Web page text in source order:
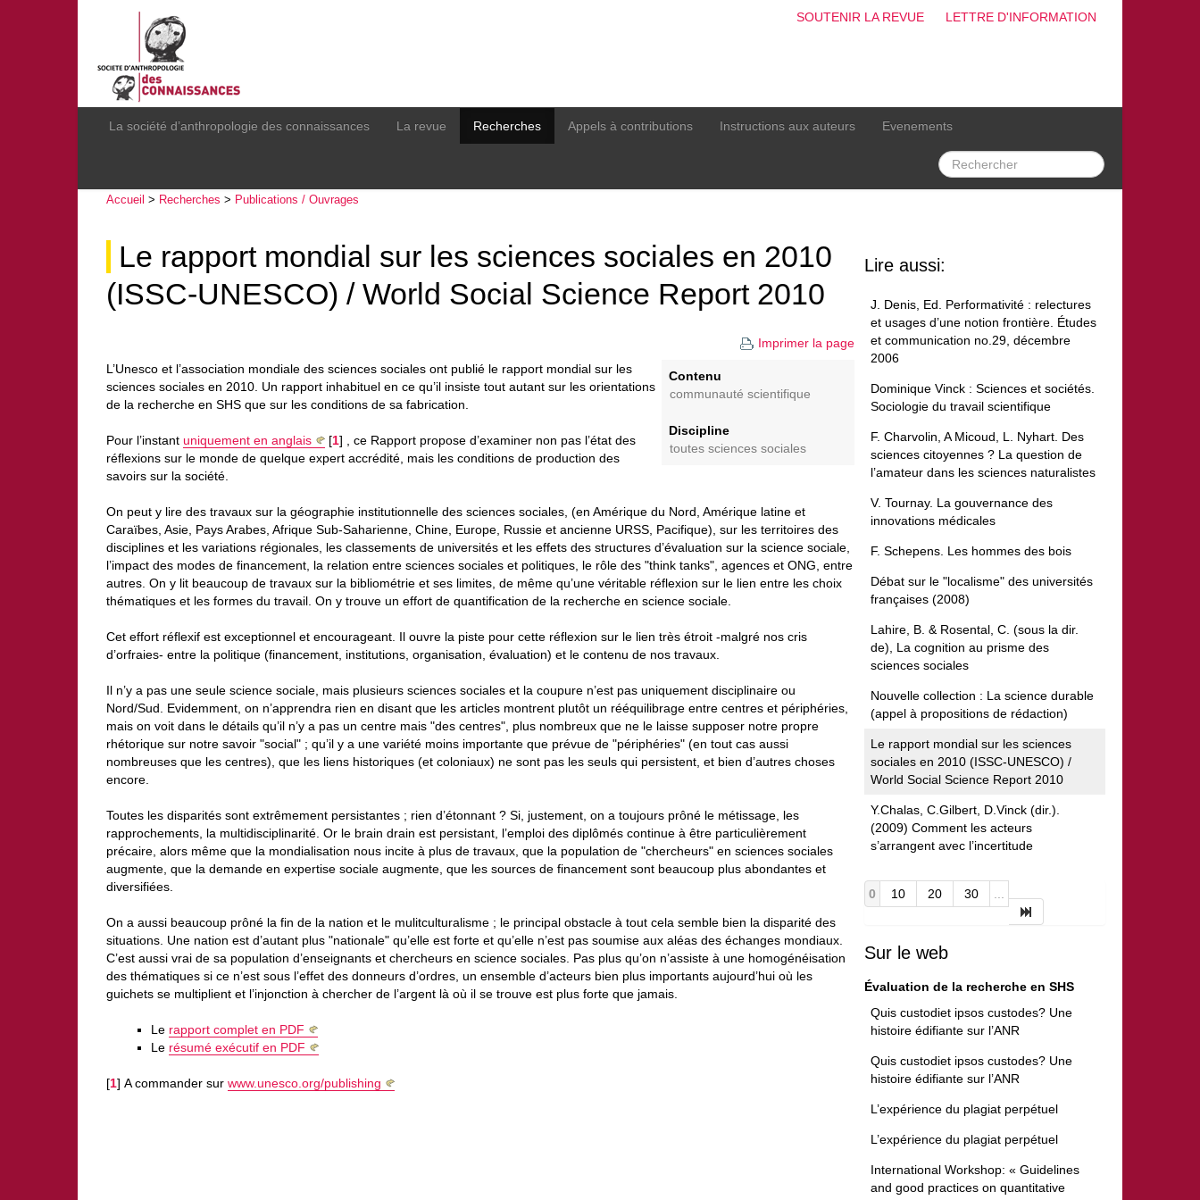
SOUTENIR LA REVUE LETTRE D'INFORMATION
La société d’anthropologie des connaissances La revue Recherches Appels à contributions Instructions aux auteurs Evenements
Accueil > Recherches > Publications / Ouvrages
Le rapport mondial sur les sciences sociales en 2010
(ISSC-UNESCO) / World Social Science Report 2010
Imprimer la page
Contenu
communauté scientifique
Discipline
toutes sciences sociales
L’Unesco et l’association mondiale des sciences sociales ont publié le rapport mondial sur les
sciences sociales en 2010. Un rapport inhabituel en ce qu’il insiste tout autant sur les orientations
de la recherche en SHS que sur les conditions de sa fabrication.
Pour l’instant uniquement en anglais [1] , ce Rapport propose d’examiner non pas l’état des
réflexions sur le monde de quelque expert accrédité, mais les conditions de production des
savoirs sur la société.
On peut y lire des travaux sur la géographie institutionnelle des sciences sociales, (en Amérique du Nord, Amérique latine et
Caraïbes, Asie, Pays Arabes, Afrique Sub-Saharienne, Chine, Europe, Russie et ancienne URSS, Pacifique), sur les territoires des
disciplines et les variations régionales, les classements de universités et les effets des structures d’évaluation sur la science sociale,
l’impact des modes de financement, la relation entre sciences sociales et politiques, le rôle des "think tanks", agences et ONG, entre
autres. On y lit beaucoup de travaux sur la bibliométrie et ses limites, de même qu’une véritable réflexion sur le lien entre les choix
thématiques et les formes du travail. On y trouve un effort de quantification de la recherche en science sociale.
Cet effort réflexif est exceptionnel et encourageant. Il ouvre la piste pour cette réflexion sur le lien très étroit -malgré nos cris
d’orfraies- entre la politique (financement, institutions, organisation, évaluation) et le contenu de nos travaux.
Il n’y a pas une seule science sociale, mais plusieurs sciences sociales et la coupure n’est pas uniquement disciplinaire ou
Nord/Sud. Evidemment, on n’apprendra rien en disant que les articles montrent plutôt un rééquilibrage entre centres et périphéries,
mais on voit dans le détails qu’il n’y a pas un centre mais "des centres", plus nombreux que ne le laisse supposer notre propre
rhétorique sur notre savoir "social" ; qu’il y a une variété moins importante que prévue de "périphéries" (en tout cas aussi
nombreuses que les centres), que les liens historiques (et coloniaux) ne sont pas les seuls qui persistent, et bien d’autres choses
encore.
Toutes les disparités sont extrêmement persistantes ; rien d’étonnant ? Si, justement, on a toujours prôné le métissage, les
rapprochements, la multidisciplinarité. Or le brain drain est persistant, l’emploi des diplômés continue à être particulièrement
précaire, alors même que la mondialisation nous incite à plus de travaux, que la population de "chercheurs" en sciences sociales
augmente, que la demande en expertise sociale augmente, que les sources de financement sont beaucoup plus abondantes et
diversifiées.
On a aussi beaucoup prôné la fin de la nation et le mulitculturalisme ; le principal obstacle à tout cela semble bien la disparité des
situations. Une nation est d’autant plus "nationale" qu’elle est forte et qu’elle n’est pas soumise aux aléas des échanges mondiaux.
C’est aussi vrai de sa population d’enseignants et chercheurs en science sociales. Pas plus qu’on n’assiste à une homogénéisation
des thématiques si ce n’est sous l’effet des donneurs d’ordres, un ensemble d’acteurs bien plus importants aujourd’hui où les
guichets se multiplient et l’injonction à chercher de l’argent là où il se trouve est plus forte que jamais.
Le rapport complet en PDF
Le résumé exécutif en PDF
[1] A commander sur www.unesco.org/publishing
Lire aussi:
J. Denis, Ed. Performativité : relectures
et usages d’une notion frontière. Études
et communication no.29, décembre
2006
Dominique Vinck : Sciences et sociétés.
Sociologie du travail scientifique
F. Charvolin, A Micoud, L. Nyhart. Des
sciences citoyennes ? La question de
l’amateur dans les sciences naturalistes
V. Tournay. La gouvernance des
innovations médicales
F. Schepens. Les hommes des bois
Débat sur le "localisme" des universités
françaises (2008)
Lahire, B. & Rosental, C. (sous la dir.
de), La cognition au prisme des
sciences sociales
Nouvelle collection : La science durable
(appel à propositions de rédaction)
Le rapport mondial sur les sciences
sociales en 2010 (ISSC-UNESCO) /
World Social Science Report 2010
Y.Chalas, C.Gilbert, D.Vinck (dir.).
(2009) Comment les acteurs
s’arrangent avec l’incertitude
0 10 20 30 ...
Sur le web
Évaluation de la recherche en SHS
Quis custodiet ipsos custodes? Une
histoire édifiante sur l’ANR
Quis custodiet ipsos custodes? Une
histoire édifiante sur l’ANR
L’expérience du plagiat perpétuel
L’expérience du plagiat perpétuel
International Workshop: « Guidelines
and good practices on quantitative